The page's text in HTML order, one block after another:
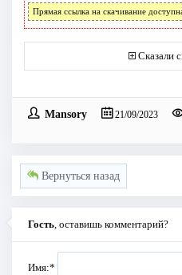
Прямая ссылка на скачивание
Сказали
Mansory 21/09/2023
Вернуться назад
Гость, оставишь комментарий?
Имя:*